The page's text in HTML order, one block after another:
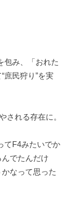
包み、「おれた
庶民狩り”を実
される存在に。
てF4みたいでか
でたんだけ
なって思った